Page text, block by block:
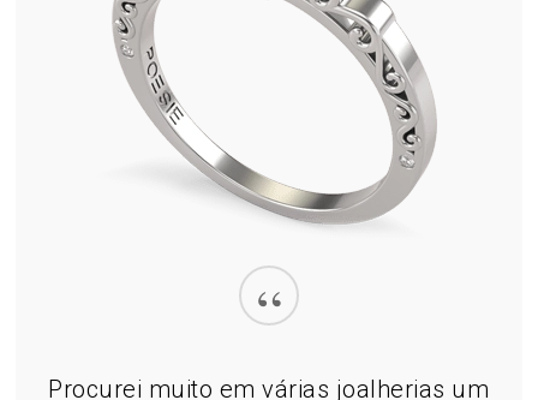
“
Procurei muito em várias joalherias um